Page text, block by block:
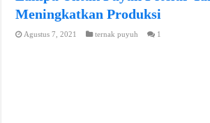
Meningkatkan Produksi
Agustus 7, 2021 ternak puyuh 1